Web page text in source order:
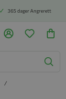
365 dager Angrerett